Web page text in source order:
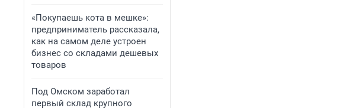
«Покупаешь кота в мешке»:
предприниматель рассказала,
как на самом деле устроен
бизнес со складами дешевых
товаров
Под Омском заработал
первый склад крупного